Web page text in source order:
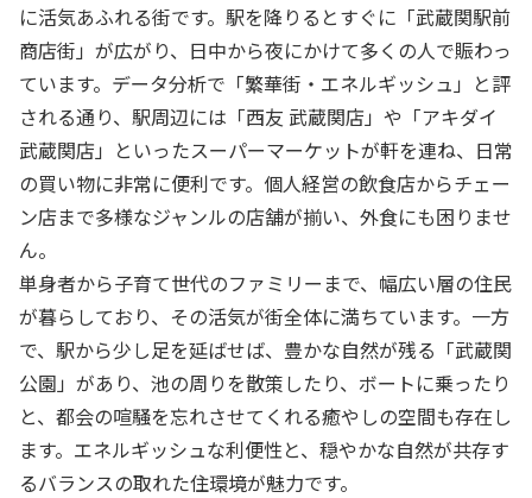
に活気あふれる街です。駅を降りるとすぐに「武蔵関駅前
商店街」が広がり、日中から夜にかけて多くの人で賑わっ
ています。データ分析で「繁華街・エネルギッシュ」と評
される通り、駅周辺には「西友 武蔵関店」や「アキダイ
武蔵関店」といったスーパーマーケットが軒を連ね、日常
の買い物に非常に便利です。個人経営の飲食店からチェー
ン店まで多様なジャンルの店舗が揃い、外食にも困りませ
ん。
単身者から子育て世代のファミリーまで、幅広い層の住民
が暮らしており、その活気が街全体に満ちています。一方
で、駅から少し足を延ばせば、豊かな自然が残る「武蔵関
公園」があり、池の周りを散策したり、ボートに乗ったり
と、都会の喧騒を忘れさせてくれる癒やしの空間も存在し
ます。エネルギッシュな利便性と、穏やかな自然が共存す
るバランスの取れた住環境が魅力です。